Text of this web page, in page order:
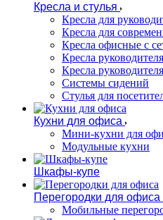
Кресла и стулья
Кресла для
Кресла для
Кресла офисные с
Кресла
Кресла
Системы сидений
Стулья для
Кухни для офиса
Мини-кухни для
Модульные кухни
Шкафы-купе
Перегородки для офиса
Мобильные